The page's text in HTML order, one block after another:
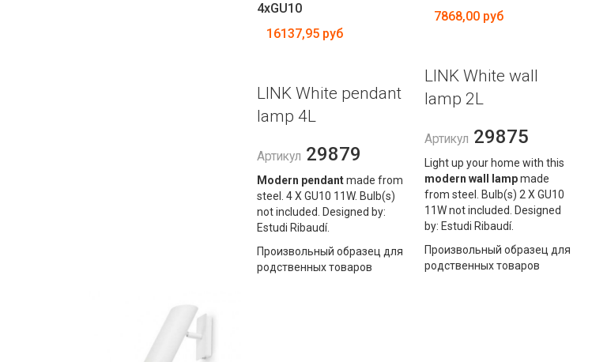
4xGU10
16137,95 руб
LINK White pendant
lamp 4L
Артикул 29879
Modern pendantmade from
steel. 4 X GU10 11W. Bulb(s)
not included. Designed by:
Estudi Ribaudí.
Произвольный образец для
родственных товаров
7868,00 руб
LINK White wall
lamp 2L
Артикул 29875
Light up your home with this
modern wall lampmade
from steel. Bulb(s) 2 X GU10
11W not included. Designed
by: Estudi Ribaudí.
Произвольный образец для
родственных товаров